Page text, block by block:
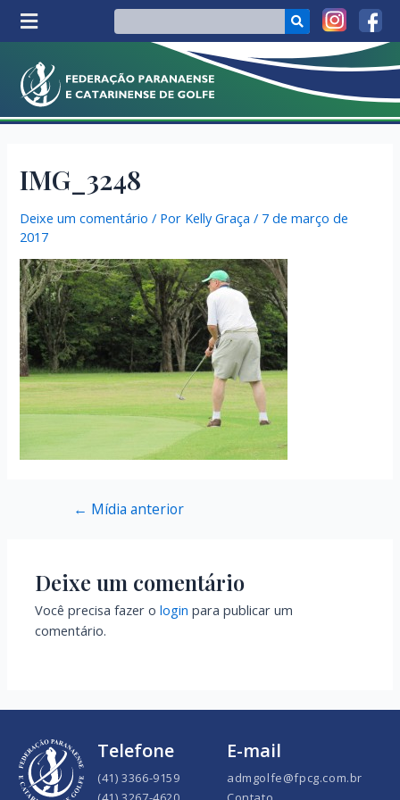
IMG_3248
Deixe um comentário / Por Kelly Graça / 7 de março de
2017
← Mídia anterior
Deixe um comentário
Você precisa fazer ologin para publicar um
comentário.
Telefone
(41) 3366-9159
E-mail
admgolfe@fpcg.com.br